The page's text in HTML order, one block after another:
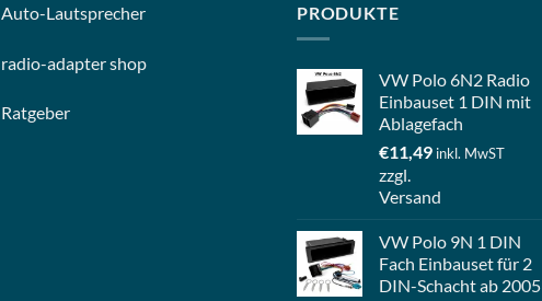
Auto-Lautsprecher
radio-adapter shop
Ratgeber
PRODUKTE
VW Polo 6N2 Radio
Einbauset 1 DIN mit
Ablagefach
€11,49 inkl. MwST
zzgl.
Versand
VW Polo 9N 1 DIN
Fach Einbauset für 2
DIN-Schacht ab 2005